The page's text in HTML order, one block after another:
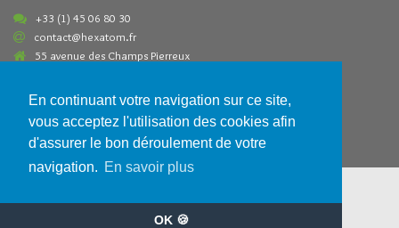
En continuant votre navigation sur ce site,
vous acceptez l'utilisation des cookies afin
d'assurer le bon déroulement de votre
navigation. En savoir plus
OK 🍪
+33 (1) 45 06 80 30
contact@hexatom.fr
55 avenue des Champs Pierreux
Paiements acceptés